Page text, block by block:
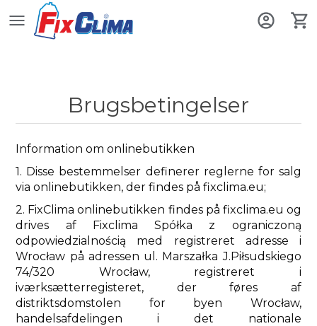
Brugsbetingelser
Information om onlinebutikken
1. Disse bestemmelser definerer reglerne for salg
via onlinebutikken, der findes på fixclima.eu;
2. FixClima onlinebutikken findes på fixclima.eu og
drives af Fixclima Spółka z ograniczoną
odpowiedzialnością med registreret adresse i
Wrocław på adressen ul. Marszałka J.Piłsudskiego
74/320 Wrocław, registreret i
iværksætterregisteret, der føres af
distriktsdomstolen for byen Wrocław,
handelsafdelingen i det nationale